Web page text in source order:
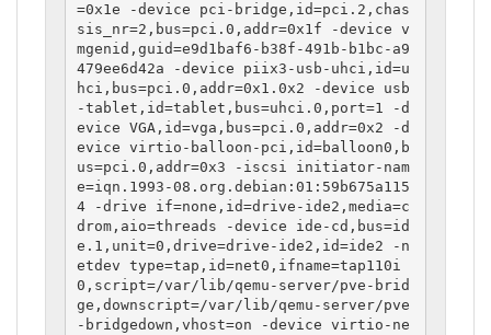
=0x1e -device pci-bridge,id=pci.2,chas
sis_nr=2,bus=pci.0,addr=0x1f -device v
mgenid,guid=e9d1baf6-b38f-491b-b1bc-a9
479ee6d42a -device piix3-usb-uhci,id=u
hci,bus=pci.0,addr=0x1.0x2 -device usb
-tablet,id=tablet,bus=uhci.0,port=1 -d
evice VGA,id=vga,bus=pci.0,addr=0x2 -d
evice virtio-balloon-pci,id=balloon0,b
us=pci.0,addr=0x3 -iscsi initiator-nam
e=iqn.1993-08.org.debian:01:59b675a115
4 -drive if=none,id=drive-ide2,media=c
drom,aio=threads -device ide-cd,bus=id
e.1,unit=0,drive=drive-ide2,id=ide2 -n
etdev type=tap,id=net0,ifname=tap110i
0,script=/var/lib/qemu-server/pve-brid
ge,downscript=/var/lib/qemu-server/pve
-bridgedown,vhost=on -device virtio-ne